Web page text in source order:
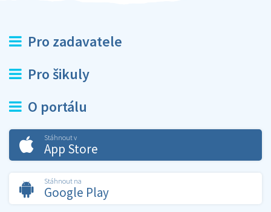
Pro zadavatele
Pro šikuly
O portálu
Stáhnout v
App Store
Stáhnout na
Google Play